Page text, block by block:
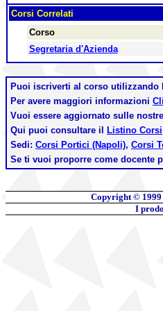
Corsi Correlati
Corso
Segretaria d'Azienda
Puoi iscriverti al corso utilizzando
Per avere maggiori informazioni
Vuoi essere aggiornato sulle
Qui puoi consultare il
Listino Corsi
Sedi: Corsi Portici (Napoli), Corsi
Se ti vuoi proporre come docente
Copyright © 1999
I